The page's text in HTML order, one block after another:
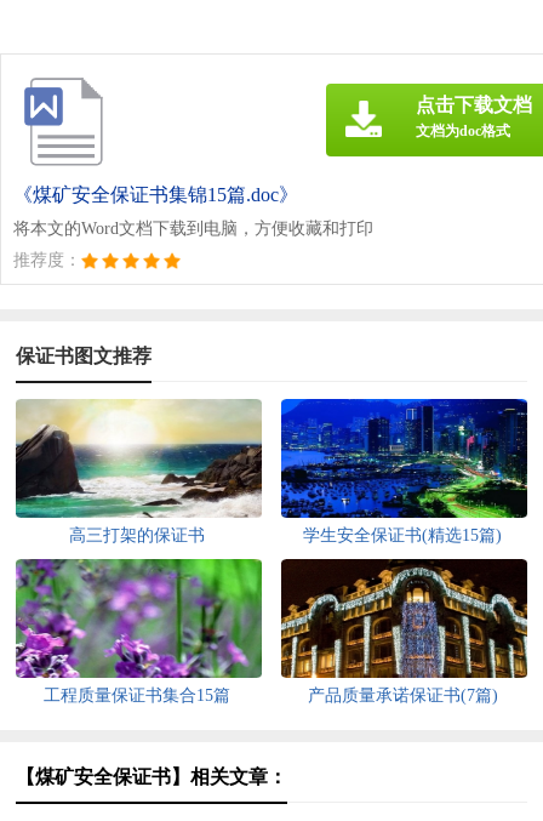
《煤矿安全保证书集锦15篇.doc》
将本文的Word文档下载到电脑，方便收藏和打印
推荐度：
点击下载文档
文档为doc格式
保证书图文推荐
高三打架的保证书 学生安全保证书(精选15篇)
工程质量保证书集合15篇 产品质量承诺保证书(7篇)
【煤矿安全保证书】相关文章：